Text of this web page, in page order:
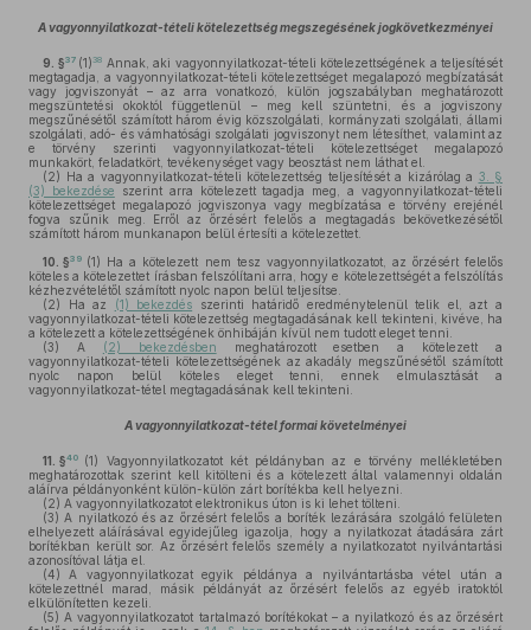
A vagyonnyilatkozat-tételi kötelezettség megszegésének jogkövetkezményei
9. §37 (1)38 Annak, aki vagyonnyilatkozat-tételi kötelezettségének a teljesítését
megtagadja, a vagyonnyilatkozat-tételi kötelezettséget megalapozó megbízatását
vagy jogviszonyát – az arra vonatkozó, külön jogszabályban meghatározott
megszüntetési okoktól függetlenül – meg kell szüntetni, és a jogviszony
megszűnésétől számított három évig közszolgálati, kormányzati szolgálati, állami
szolgálati, adó- és vámhatósági szolgálati jogviszonyt nem létesíthet, valamint az
e törvény szerinti vagyonnyilatkozat-tételi kötelezettséget megalapozó
munkakört, feladatkört, tevékenységet vagy beosztást nem láthat el.
(2) Ha a vagyonnyilatkozat-tételi kötelezettség teljesítését a kizárólag a 3. §
(3) bekezdése szerint arra kötelezett tagadja meg, a vagyonnyilatkozat-tételi
kötelezettséget megalapozó jogviszonya vagy megbízatása e törvény erejénél
fogva szűnik meg. Erről az őrzésért felelős a megtagadás bekövetkezésétől
számított három munkanapon belül értesíti a kötelezettet.
10. §39 (1) Ha a kötelezett nem tesz vagyonnyilatkozatot, az őrzésért felelős
köteles a kötelezettet írásban felszólítani arra, hogy e kötelezettségét a felszólítás
kézhezvételétől számított nyolc napon belül teljesítse.
(2) Ha az (1) bekezdés szerinti határidő eredménytelenül telik el, azt a
vagyonnyilatkozat-tételi kötelezettség megtagadásának kell tekinteni, kivéve, ha
a kötelezett a kötelezettségének önhibáján kívül nem tudott eleget tenni.
(3) A (2) bekezdésben meghatározott esetben a kötelezett a
vagyonnyilatkozat-tételi kötelezettségének az akadály megszűnésétől számított
nyolc napon belül köteles eleget tenni, ennek elmulasztását a
vagyonnyilatkozat-tétel megtagadásának kell tekinteni.
A vagyonnyilatkozat-tétel formai követelményei
11. §40 (1)
Vagyonnyilatkozatot két példányban az e törvény mellékletében
meghatározottak szerint kell kitölteni és a kötelezett által valamennyi oldalán
aláírva példányonként külön-külön zárt borítékba kell helyezni.
(2) A vagyonnyilatkozatot elektronikus úton is ki lehet tölteni.
(3) A nyilatkozó és az őrzésért felelős a boríték lezárására szolgáló felületen
elhelyezett aláírásával egyidejűleg igazolja, hogy a nyilatkozat átadására zárt
borítékban került sor. Az őrzésért felelős személy a nyilatkozatot nyilvántartási
azonosítóval látja el.
(4) A vagyonnyilatkozat egyik példánya a nyilvántartásba vétel után a
kötelezettnél marad, másik példányát az őrzésért felelős az egyéb iratoktól
elkülönítetten kezeli.
(5) A vagyonnyilatkozatot tartalmazó borítékokat – a nyilatkozó és az őrzésért